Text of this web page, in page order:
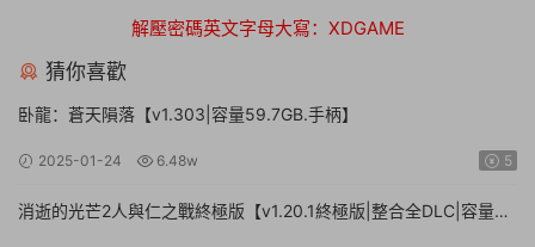
解壓密碼英文字母大寫：XDGAME
猜你喜歡
卧龍：蒼天隕落【v1.303|容量59.7GB.手柄】
2025-01-24 6.48w 5
消逝的光芒2人與仁之戰終極版【v1.20.1終極版|整合全DLC|容量